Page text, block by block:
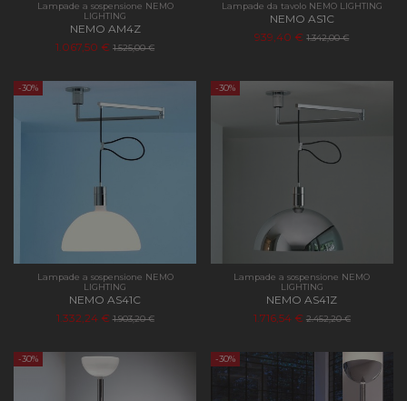
Lampade a sospensione NEMO
LIGHTING
NEMO AM4Z
1.067,50 € 1.525,00 €
Lampade da tavolo NEMO LIGHTING
NEMO AS1C
939,40 € 1.342,00 €
-30%
Lampade a sospensione NEMO
LIGHTING
NEMO AS41C
1.332,24 € 1.903,20 €
-30%
Lampade a sospensione NEMO
LIGHTING
NEMO AS41Z
1.716,54 € 2.452,20 €
-30% -30%